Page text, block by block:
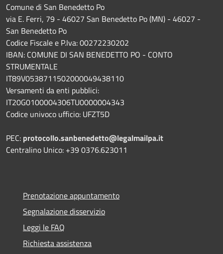
Comune di San Benedetto Po
via E. Ferri, 79 - 46027 San Benedetto Po (MN) - 46027 -
San Benedetto Po
Codice Fiscale e P.Iva: 00272230202
IBAN: COMUNE DI SAN BENEDETTO PO - CONTO
STRUMENTALE
IT89V0538711502000049438110
Versamenti da enti pubblici:
IT20G0100004306TU0000004343
Codice univoco ufficio: UFZT5D
PEC: protocollo.sanbenedetto@legalmailpa.it
Centralino Unico: +39 0376.623011
Prenotazione appuntamento
Segnalazione disservizio
Leggi le FAQ
Richiesta assistenza